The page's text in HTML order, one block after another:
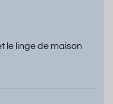
le linge de maison